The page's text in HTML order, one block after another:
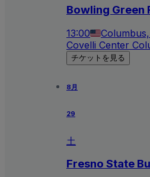
Bowling Green
13:00
Covelli Center
チケットを見る
8月
29
土
Fresno State